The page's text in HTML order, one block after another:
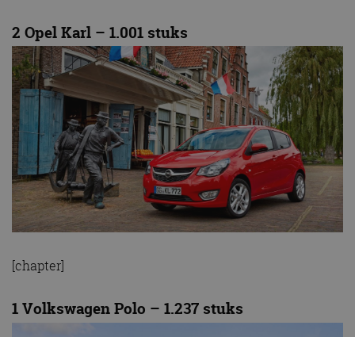
2 Opel Karl – 1.001 stuks
[chapter]
1 Volkswagen Polo – 1.237 stuks